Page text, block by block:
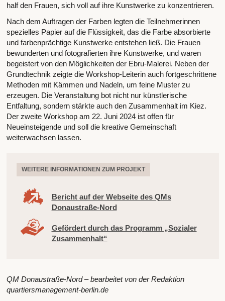
half den Frauen, sich voll auf ihre Kunstwerke zu konzentrieren.
Nach dem Auftragen der Farben legten die Teilnehmerinnen
spezielles Papier auf die Flüssigkeit, das die Farbe absorbierte
und farbenprächtige Kunstwerke entstehen ließ. Die Frauen
bewunderten und fotografierten ihre Kunstwerke, und waren
begeistert von den Möglichkeiten der Ebru-Malerei. Neben der
Grundtechnik zeigte die Workshop-Leiterin auch fortgeschrittene
Methoden mit Kämmen und Nadeln, um feine Muster zu
erzeugen. Die Veranstaltung bot nicht nur künstlerische
Entfaltung, sondern stärkte auch den Zusammenhalt im Kiez.
Der zweite Workshop am 22. Juni 2024 ist offen für
Neueinsteigende und soll die kreative Gemeinschaft
weiterwachsen lassen.
WEITERE INFORMATIONEN ZUM PROJEKT
Bericht auf der Webseite des QMs
Donaustraße-Nord
Gefördert durch das Programm „Sozialer
Zusammenhalt“
QM Donaustraße-Nord – bearbeitet von der Redaktion
quartiersmanagement-berlin.de